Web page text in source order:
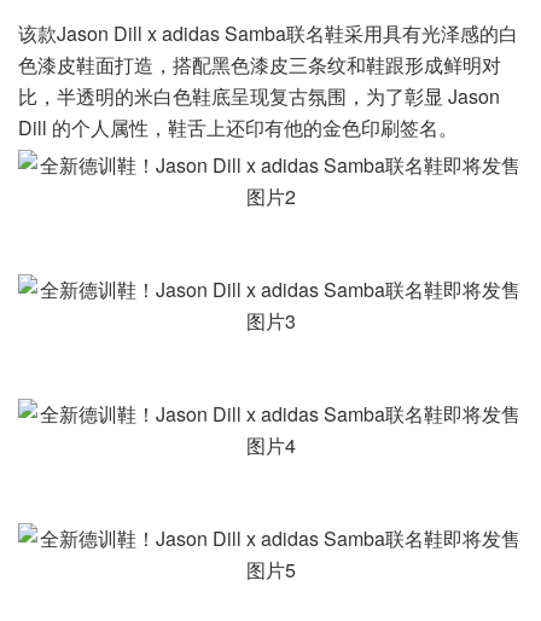
该款Jason Dill x adidas Samba联名鞋采用具有光泽感的白
色漆皮鞋面打造，搭配黑色漆皮三条纹和鞋跟形成鲜明对
比，半透明的米白色鞋底呈现复古氛围，为了彰显 Jason
Dill 的个人属性，鞋舌上还印有他的金色印刷签名。